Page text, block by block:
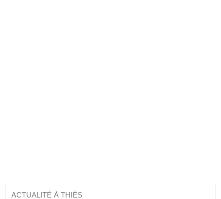
ACTUALITÉ À THIÈS